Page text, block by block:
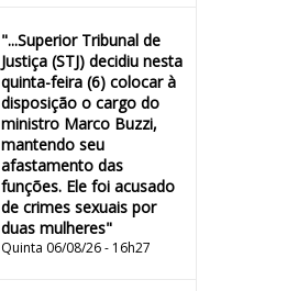
"...Superior Tribunal de
Justiça (STJ) decidiu nesta
quinta-feira (6) colocar à
disposição o cargo do
ministro Marco Buzzi,
mantendo seu
afastamento das
funções. Ele foi acusado
de crimes sexuais por
duas mulheres"
Quinta 06/08/26 - 16h27